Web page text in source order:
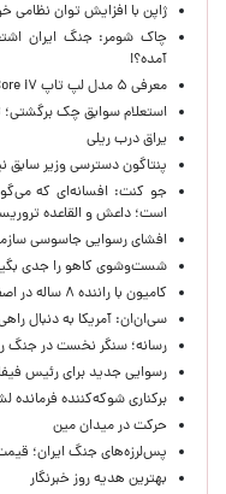
ژاپن با افزایش توان نظامی
چاک شومر: جنگ ایران
آمده؟!
معرفی ۵ مدل لپ تاپ Core i۷ زیر ۲۰۰ میلیون تومان
استعلام سوابق چک
یراق درب ریلی
پنتاگون دسترسی وزیر سابق
جو کنت: افسانه‌ای که
است؛ داعش و القاعده
افشای رسوایی جاسوسی
شست‌وشوی کاهو را جدی
کامیون با راننده ۸ ساله در اصفهان توقیف شد
سی‌ان‌ان: آمریکا به دنبال
رسانه؛ سنگر نخست در جنگ
رسوایی جدید برای رئیس فیفا/
برکناری شوکه‌کننده فرمانده
حركت در ميدان مين
پس‌لرزه‌های جنگ ایران؛
بهترین هدیه روز خبرنگار